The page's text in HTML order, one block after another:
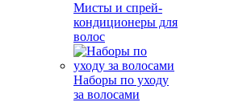
Мисты и спрей-
кондиционеры для
волос
Наборы по уходу
за волосами